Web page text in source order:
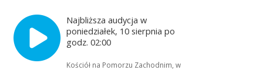
Najbliższa audycja w
poniedziałek, 10 sierpnia po
godz. 02:00
Kościół na Pomorzu Zachodnim, w